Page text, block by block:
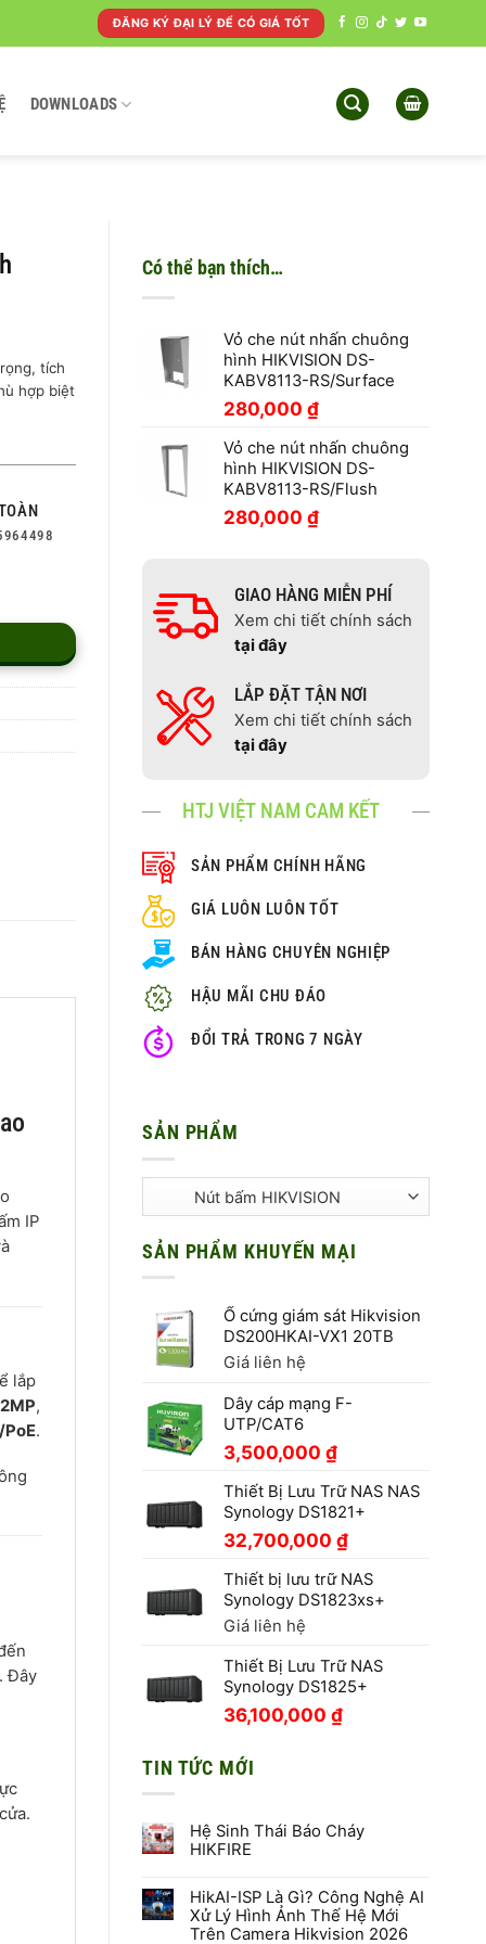
ĐĂNG KÝ ĐẠI LÝ ĐỂ CÓ GIÁ TỐT
DOWNLOADS
Có thể bạn thích…
Vỏ che nút nhấn chuông
hình HIKVISION DS-
KABV8113-RS/Surface
280,000 ₫
Vỏ che nút nhấn chuông
hình HIKVISION DS-
KABV8113-RS/Flush
280,000 ₫
GIAO HÀNG MIỄN PHÍ
Xem chi tiết chính sách
tại đây
LẮP ĐẶT TẬN NƠI
Xem chi tiết chính sách
tại đây
HTJ VIỆT NAM CAM KẾT
SẢN PHẨM CHÍNH HÃNG
GIÁ LUÔN LUÔN TỐT
BÁN HÀNG CHUYÊN NGHIỆP
HẬU MÃI CHU ĐÁO
ĐỔI TRẢ TRONG 7 NGÀY
SẢN PHẨM
SẢN PHẨM KHUYẾN MẠI
Ổ cứng giám sát Hikvision
DS200HKAI-VX1 20TB
Giá liên hệ
Dây cáp mạng F-
UTP/CAT6
3,500,000 ₫
Thiết Bị Lưu Trữ NAS NAS
Synology DS1821+
32,700,000 ₫
Thiết bị lưu trữ NAS
Synology DS1823xs+
Giá liên hệ
Thiết Bị Lưu Trữ NAS
Synology DS1825+
36,100,000 ₫
TIN TỨC MỚI
Hệ Sinh Thái Báo Cháy
HIKFIRE
bình
luận
ở
Hệ
HikAI-ISP Là Gì? Công Nghệ AI
Xử Lý Hình Ảnh Thế Hệ Mới
Trên Camera Hikvision 2026
tích
hợp biệt
IP
lắp
,
PoE.
Đây